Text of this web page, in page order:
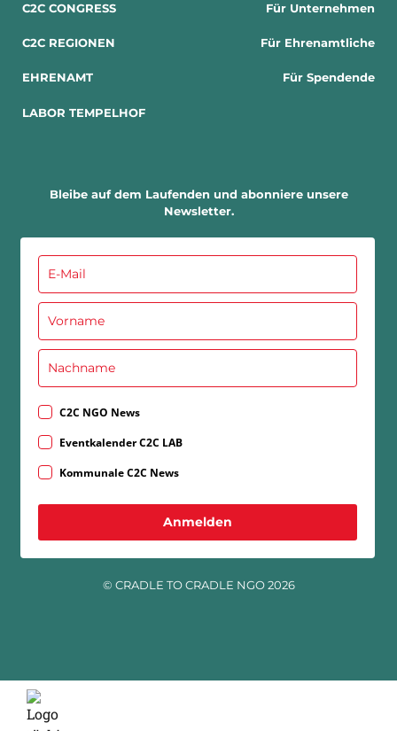
C2C CONGRESS
C2C REGIONEN
EHRENAMT
LABOR TEMPELHOF
Für Unternehmen
Für Ehrenamtliche
Für Spendende
Bleibe auf dem Laufenden und abonniere unsere
Newsletter.
C2C NGO News
Eventkalender C2C LAB
Kommunale C2C News
Anmelden
© CRADLE TO CRADLE NGO 2026